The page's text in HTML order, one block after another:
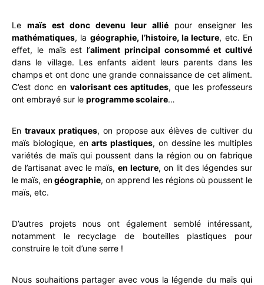
Le maïs est donc devenu leur allié pour enseigner les
mathématiques, la géographie, l’histoire, la lecture, etc. En
effet, le maïs est l’aliment principal consommé et cultivé
dans le village. Les enfants aident leurs parents dans les
champs et ont donc une grande connaissance de cet aliment.
C’est donc en valorisant ces aptitudes, que les professeurs
ont embrayé sur le programme scolaire…
En travaux pratiques, on propose aux élèves de cultiver du
maïs biologique, enarts plastiques, on dessine les multiples
variétés de maïs qui poussent dans la région ou on fabrique
de l’artisanat avec le maïs,en lecture, on lit des légendes sur
le maïs, engéographie, on apprend les régions où poussent le
maïs, etc.
D’autres projets nous ont également semblé intéressant,
notamment le recyclage de bouteilles plastiques pour
construire le toit d’une serre !
Nous souhaitions partager avec vous la légende du maïs qui